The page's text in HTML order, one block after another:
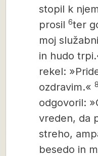
stopil k
prosil 6ter
moj
in hudo
rekel:
ozdravim.« 8
odgovoril:
vreden, da
streho,
besedo in